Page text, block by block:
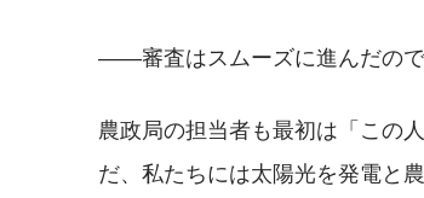
――審査はスムーズに進んだので
農政局の担当者も最初は「この
だ、私たちには太陽光を発電と